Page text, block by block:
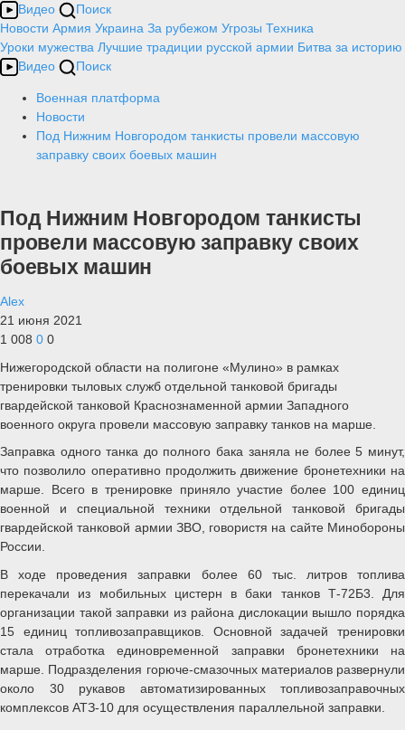
Видео
Поиск
Новости Армия Украина За рубежом Угрозы Техника
Уроки мужества Лучшие традиции русской армии Битва за историю
Видео
Поиск
Военная платформа
Новости
Под Нижним Новгородом танкисты провели массовую
заправку своих боевых машин
Под Нижним Новгородом танкисты
провели массовую заправку своих
боевых машин
Alex
21 июня 2021
1 008 0 0
Нижегородской области на полигоне «Мулино» в рамках
тренировки тыловых служб отдельной танковой бригады
гвардейской танковой Краснознаменной армии Западного
военного округа провели массовую заправку танков на марше.
Заправка одного танка до полного бака заняла не более 5 минут,
что позволило оперативно продолжить движение бронетехники на
марше. Всего в тренировке приняло участие более 100 единиц
военной и специальной техники отдельной танковой бригады
гвардейской танковой армии ЗВО, говористя на сайте Минобороны
России.
В ходе проведения заправки более 60 тыс. литров топлива
перекачали из мобильных цистерн в баки танков Т-72Б3. Для
организации такой заправки из района дислокации вышло порядка
15 единиц топливозаправщиков. Основной задачей тренировки
стала отработка единовременной заправки бронетехники на
марше. Подразделения горюче-смазочных материалов развернули
около 30 рукавов автоматизированных топливозаправочных
комплексов АТЗ-10 для осуществления параллельной заправки.